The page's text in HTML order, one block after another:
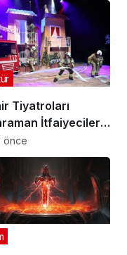
Tiyatroları
İtfaiyecilerin
“İtfaiyecinin
Oyunuyla
önce